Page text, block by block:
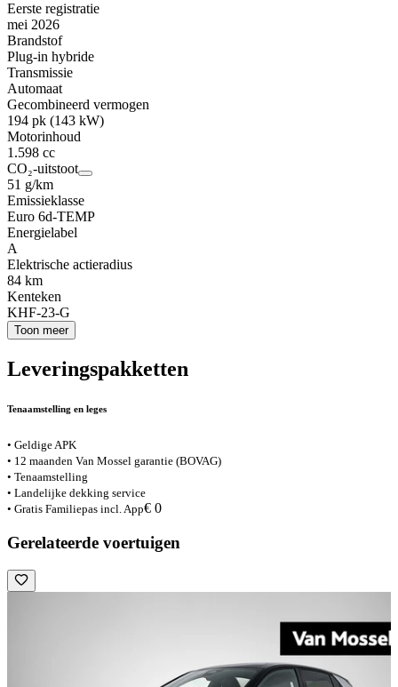
Eerste registratie
mei 2026
Brandstof
Plug-in hybride
Transmissie
Automaat
Gecombineerd vermogen
194 pk (143 kW)
Motorinhoud
1.598 cc
CO₂-uitstoot
51 g/km
Emissieklasse
Euro 6d-TEMP
Energielabel
A
Elektrische actieradius
84 km
Kenteken
KHF-23-G
Toon meer
Leveringspakketten
Tenaamstelling en leges
• Geldige APK
• 12 maanden Van Mossel garantie (BOVAG)
• Tenaamstelling
• Landelijke dekking service
• Gratis Familiepas incl. App€ 0
Gerelateerde voertuigen